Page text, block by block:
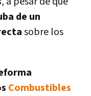
de un
sobre los
Combustibles